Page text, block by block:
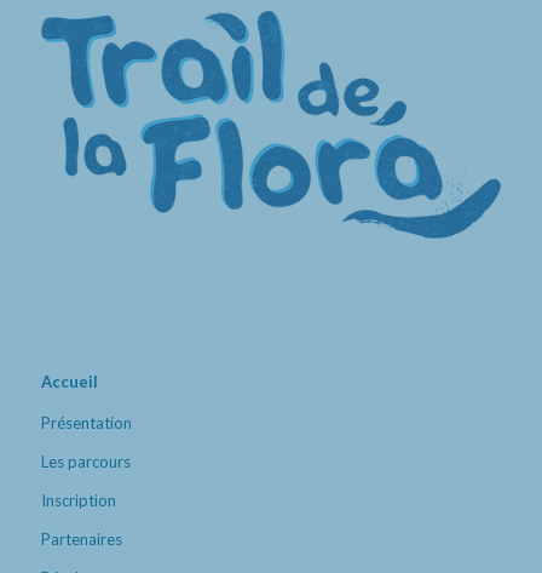
Accueil
Présentation
Les parcours
Inscription
Partenaires